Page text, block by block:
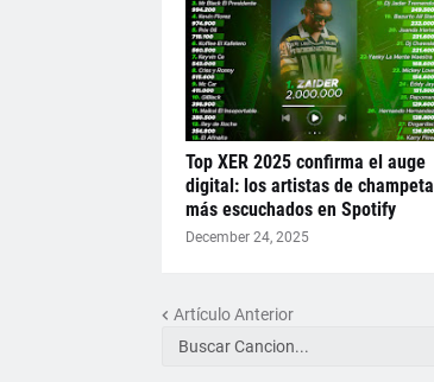
Top XER 2025 confirma el auge
digital: los artistas de champeta
más escuchados en Spotify
December 24, 2025
Artículo Anterior